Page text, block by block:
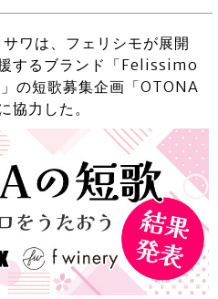
サワは、フェリシモが展開
するブランド「Felissimo
の短歌募集企画「OTONA
協力した。